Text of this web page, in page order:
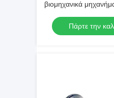
βιομηχανικά
Πάρτε την